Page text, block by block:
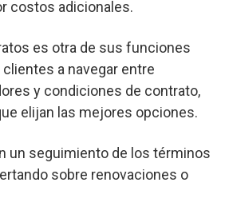
costos adicionales.
es otra de sus funciones
a navegar entre
y condiciones de contrato,
elijan las mejores opciones.
un seguimiento de los términos
sobre renovaciones o